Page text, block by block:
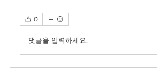
0
댓글을 입력하세요.